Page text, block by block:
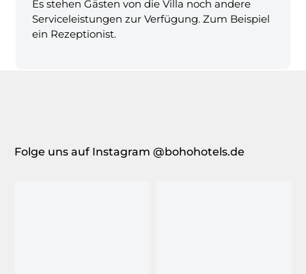
Es stehen Gästen von die Villa noch andere
Serviceleistungen zur Verfügung. Zum Beispiel
ein Rezeptionist.
Folge uns auf Instagram @bohohotels.de